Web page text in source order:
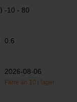
-10 - 80
0.6
2026-08-06
Färre än 10 i lager